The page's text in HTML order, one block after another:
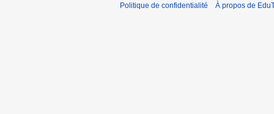
Politique de confidentialité À propos de